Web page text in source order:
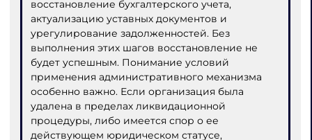
восстановление бухгалтерского учета,
актуализацию уставных документов и
урегулирование задолженностей. Без
выполнения этих шагов восстановление не
будет успешным. Понимание условий
применения административного механизма
особенно важно. Если организация была
удалена в пределах ликвидационной
процедуры, либо имеется спор о ее
действующем юридическом статусе,